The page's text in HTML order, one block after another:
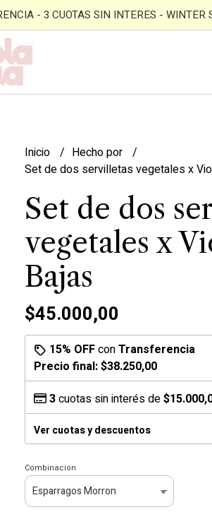
- 3 CUOTAS SIN INTERES - WINTER
Inicio
Hecho por
Set de dos servilletas vegetales x
Set de dos
vegetales x
Bajas
$45.000,00
15% OFFconTransferencia
Precio final:$38.250,00
3cuotas sin interés de
Ver cuotas y descuentos
Combinacion